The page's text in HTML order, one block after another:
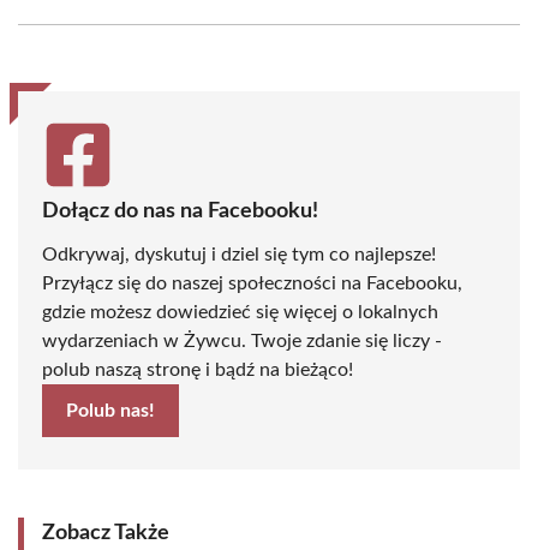
(Twitter)
Dołącz do nas na Facebooku!
Odkrywaj, dyskutuj i dziel się tym co najlepsze!
Przyłącz się do naszej społeczności na Facebooku,
gdzie możesz dowiedzieć się więcej o lokalnych
wydarzeniach w Żywcu. Twoje zdanie się liczy -
polub naszą stronę i bądź na bieżąco!
Polub nas!
Zobacz Także